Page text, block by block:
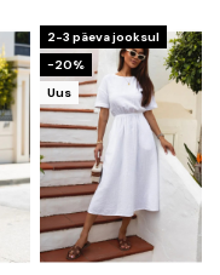
2-3 päeva jooksul
−20%
Uus